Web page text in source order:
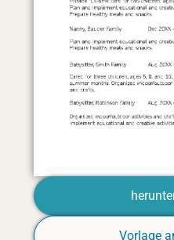
Vorlage